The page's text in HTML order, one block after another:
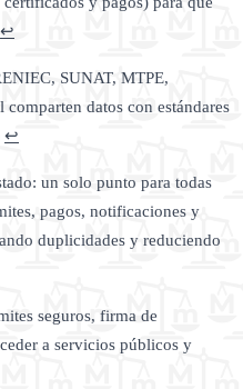
↩
SUNAT, MTPE,
datos con estándares
↩
un solo punto para todas
pagos, notificaciones y
duplicidades y reduciendo
seguros, firma de
a servicios públicos y